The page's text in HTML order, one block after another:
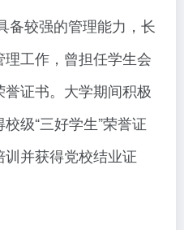
备较强的管理能力，长
工作，曾担任学生会
证书。大学期间积极
级“三好学生”荣誉证
并获得党校结业证